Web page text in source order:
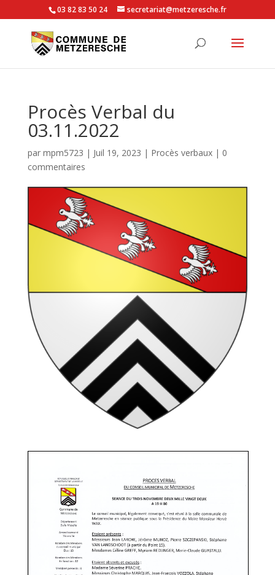
03 82 83 50 24 secretariat@metzeresche.fr
Procès Verbal du
03.11.2022
par mpm5723 | Juil 19, 2023 | Procès verbaux| 0
commentaires